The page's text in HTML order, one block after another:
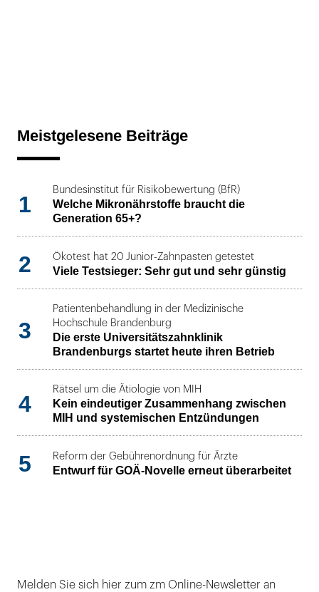
Meistgelesene Beiträge
1
Bundesinstitut für Risikobewertung (BfR)
Welche Mikronährstoffe braucht die
Generation 65+?
2 Ökotest hat 20 Junior-Zahnpasten getestet
Viele Testsieger: Sehr gut und sehr günstig
3
Patientenbehandlung in der Medizinische
Hochschule Brandenburg
Die erste Universitätszahnklinik
Brandenburgs startet heute ihren Betrieb
4
Rätsel um die Ätiologie von MIH
Kein eindeutiger Zusammenhang zwischen
MIH und systemischen Entzündungen
5 Reform der Gebührenordnung für Ärzte
Entwurf für GOÄ-Novelle erneut überarbeitet
Melden Sie sich hier zum zm Online-Newsletter an